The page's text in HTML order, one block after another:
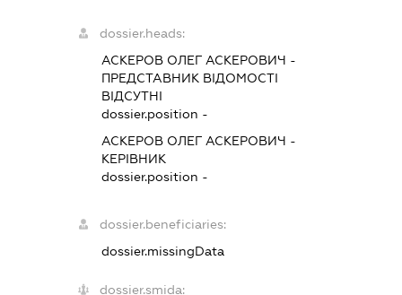
dossier.heads:
АСКЕРОВ ОЛЕГ АСКЕРОВИЧ -
ПРЕДСТАВНИК ВІДОМОСТІ
ВІДСУТНІ
dossier.position -
АСКЕРОВ ОЛЕГ АСКЕРОВИЧ -
КЕРІВНИК
dossier.position -
dossier.beneficiaries:
dossier.missingData
dossier.smida: